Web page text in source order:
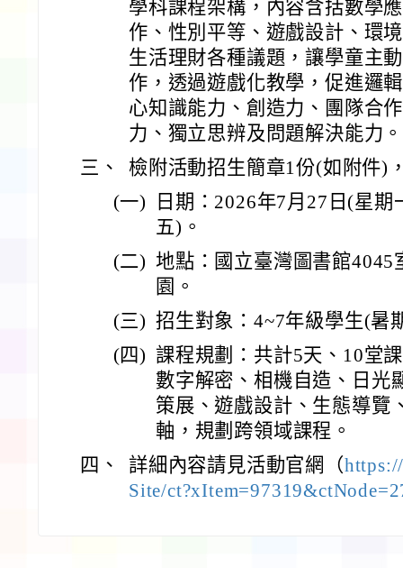
學科課程架構，內容含括數學
作、性別平等、遊戲設計、環
生活理財各種議題，讓學童主
作，透過遊戲化教學，促進邏
心知識能力、創造力、團隊合
力、獨立思辨及問題解決能力。
三、
檢附活動招生簡章1份(如附件)
(一)
日期：2026年7月27日(星
五)。
(二) 地點：國立臺灣圖書館4045
園。
(三) 招生對象：4~7年級學生(暑
(四) 課程規劃：共計5天、10堂
數字解密、相機自造、日光
策展、遊戲設計、生態導覽
軸，規劃跨領域課程。
四、
詳細內容請見活動官網（
Site/